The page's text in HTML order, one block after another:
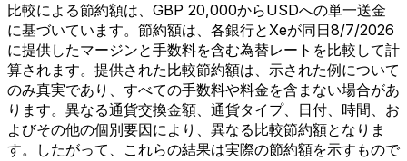
比較による節約額は、GBP 20,000からUSDへの単一送金
に基づいています。節約額は、各銀行とXeが同日8/7/2026
に提供したマージンと手数料を含む為替レートを比較して計
算されます。提供された比較節約額は、示された例について
のみ真実であり、すべての手数料や料金を含まない場合があ
ります。異なる通貨交換金額、通貨タイプ、日付、時間、お
よびその他の個別要因により、異なる比較節約額となりま
す。したがって、これらの結果は実際の節約額を示すもので